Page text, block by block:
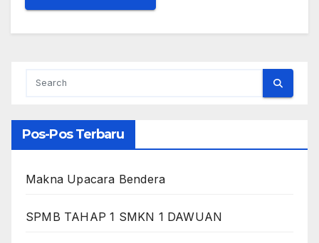
Pos-Pos Terbaru
Makna Upacara Bendera
SPMB TAHAP 1 SMKN 1 DAWUAN